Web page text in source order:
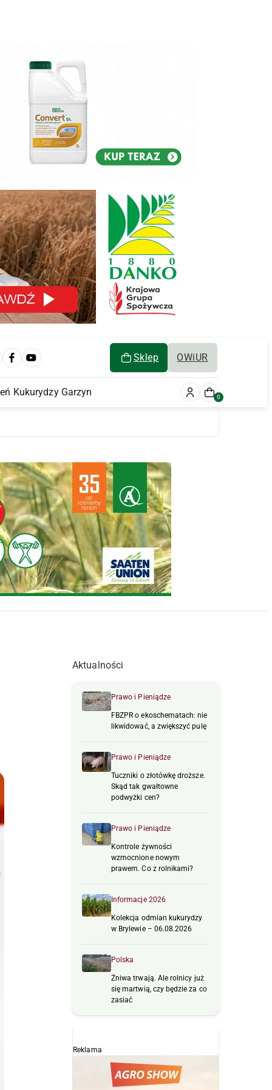
Sklep OWiUR
Kukurydzy Garzyn 0
Aktualności
Prawo i Pieniądze
FBZPR o ekoschematach: nie
likwidować, a zwiększyć pulę
Prawo i Pieniądze
Tuczniki o złotówkę droższe.
Skąd tak gwałtowne
podwyżki cen?
Prawo i Pieniądze
Kontrole żywności
wzmocnione nowym
prawem. Co z rolnikami?
Informacje 2026
Kolekcja odmian kukurydzy
w Brylewie – 06.08.2026
Polska
Żniwa trwają. Ale rolnicy już
się martwią, czy będzie za co
zasiać
Reklama